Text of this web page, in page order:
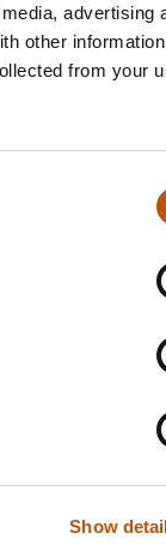
advertising
other
from your
Show
V Profi PID